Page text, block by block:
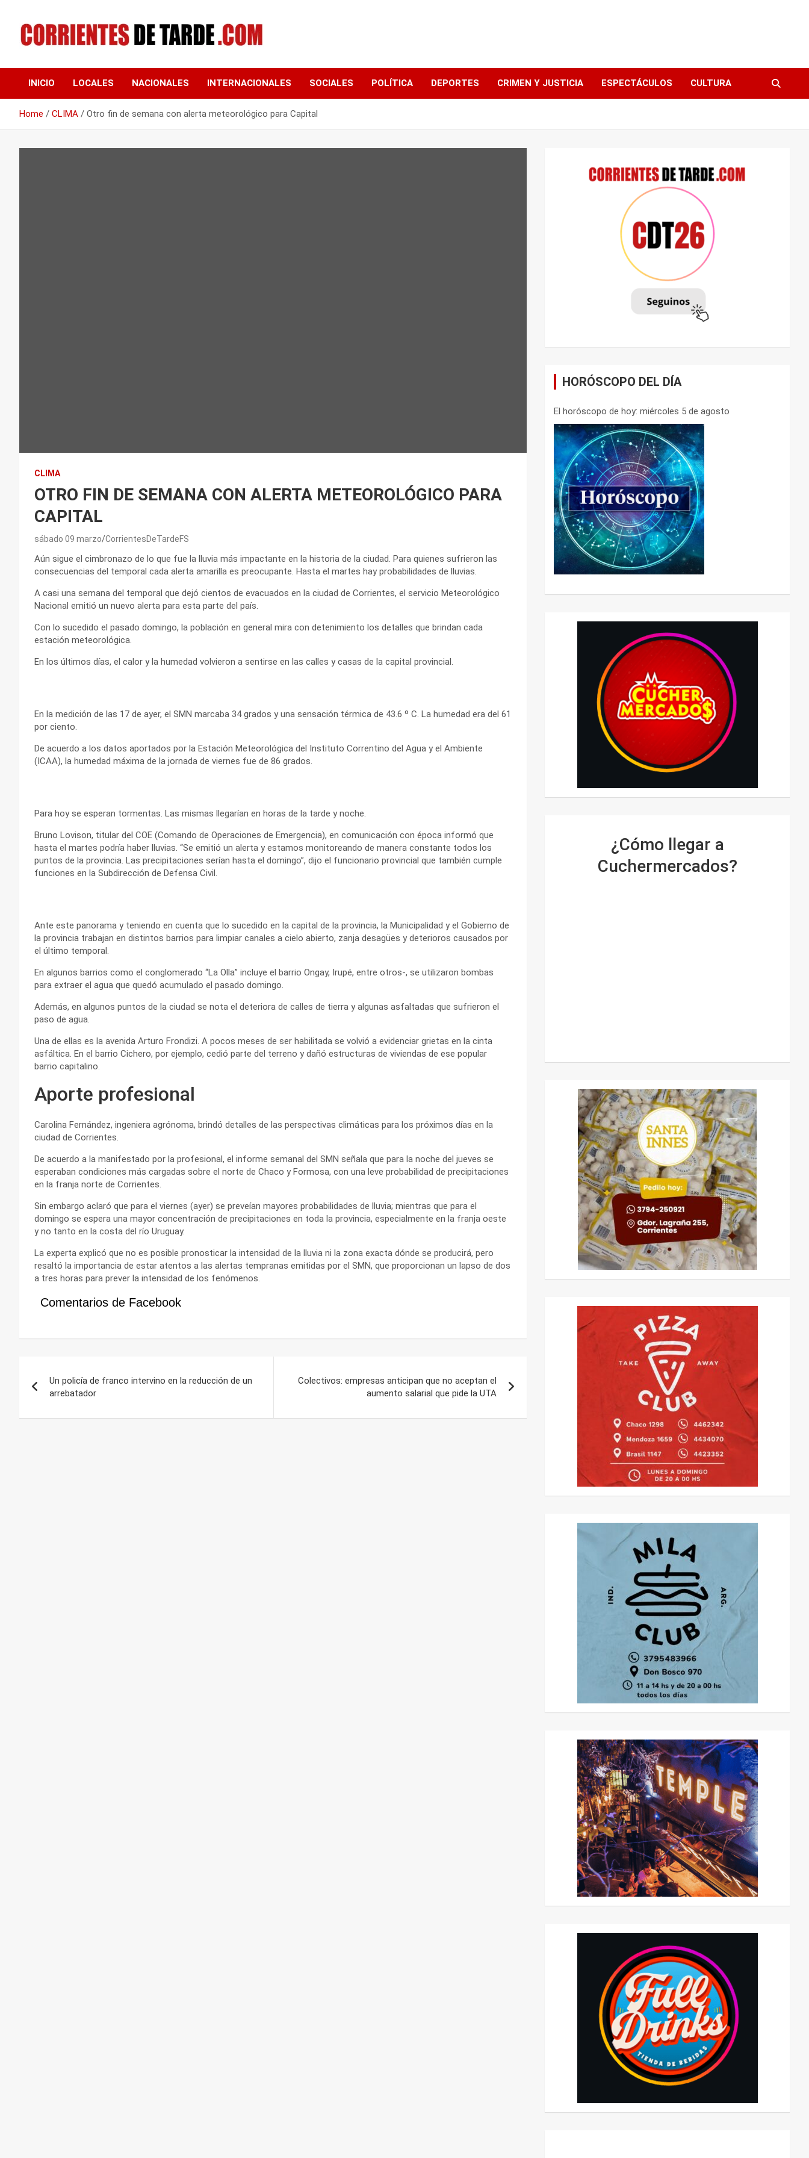
content
CORRIENTES DE
TARDE
INICIO LOCALES NACIONALES INTERNACIONALES SOCIALES POLÍTICA DEPORTES CRIMEN Y JUSTICIA ESPECTÁCULOS CULTURA
Home CLIMA Otro fin de semana con alerta meteorológico para Capital
CLIMA
OTRO FIN DE SEMANA CON ALERTA METEOROLÓGICO PARA
CAPITAL
sábado 09 marzo CorrientesDeTardeFS
Aún sigue el cimbronazo de lo que fue la lluvia más impactante en la historia de la ciudad. Para quienes sufrieron las
consecuencias del temporal cada alerta amarilla es preocupante. Hasta el martes hay probabilidades de lluvias.
A casi una semana del temporal que dejó cientos de evacuados en la ciudad de Corrientes, el servicio Meteorológico
Nacional emitió un nuevo alerta para esta parte del país.
Con lo sucedido el pasado domingo, la población en general mira con detenimiento los detalles que brindan cada
estación meteorológica.
En los últimos días, el calor y la humedad volvieron a sentirse en las calles y casas de la capital provincial.
En la medición de las 17 de ayer, el SMN marcaba 34 grados y una sensación térmica de 43.6 º C. La humedad era del 61
por ciento.
De acuerdo a los datos aportados por la Estación Meteorológica del Instituto Correntino del Agua y el Ambiente
(ICAA), la humedad máxima de la jornada de viernes fue de 86 grados.
Para hoy se esperan tormentas. Las mismas llegarían en horas de la tarde y noche.
Bruno Lovison, titular del COE (Comando de Operaciones de Emergencia), en comunicación con época informó que
hasta el martes podría haber lluvias. “Se emitió un alerta y estamos monitoreando de manera constante todos los
puntos de la provincia. Las precipitaciones serían hasta el domingo”, dijo el funcionario provincial que también cumple
funciones en la Subdirección de Defensa Civil.
Ante este panorama y teniendo en cuenta que lo sucedido en la capital de la provincia, la Municipalidad y el Gobierno de
la provincia trabajan en distintos barrios para limpiar canales a cielo abierto, zanja desagües y deterioros causados por
el último temporal.
En algunos barrios como el conglomerado “La Olla” incluye el barrio Ongay, Irupé, entre otros-, se utilizaron bombas
para extraer el agua que quedó acumulado el pasado domingo.
Además, en algunos puntos de la ciudad se nota el deteriora de calles de tierra y algunas asfaltadas que sufrieron el
paso de agua.
Una de ellas es la avenida Arturo Frondizi. A pocos meses de ser habilitada se volvió a evidenciar grietas en la cinta
asfáltica. En el barrio Cichero, por ejemplo, cedió parte del terreno y dañó estructuras de viviendas de ese popular
barrio capitalino.
Aporte profesional
Carolina Fernández, ingeniera agrónoma, brindó detalles de las perspectivas climáticas para los próximos días en la
ciudad de Corrientes.
De acuerdo a la manifestado por la profesional, el informe semanal del SMN señala que para la noche del jueves se
esperaban condiciones más cargadas sobre el norte de Chaco y Formosa, con una leve probabilidad de precipitaciones
en la franja norte de Corrientes.
Sin embargo aclaró que para el viernes (ayer) se preveían mayores probabilidades de lluvia; mientras que para el
domingo se espera una mayor concentración de precipitaciones en toda la provincia, especialmente en la franja oeste
y no tanto en la costa del río Uruguay.
La experta explicó que no es posible pronosticar la intensidad de la lluvia ni la zona exacta dónde se producirá, pero
resaltó la importancia de estar atentos a las alertas tempranas emitidas por el SMN, que proporcionan un lapso de dos
a tres horas para prever la intensidad de los fenómenos.
Comentarios de Facebook
de
entradas
Un policía de franco intervino en la reducción de un
arrebatador
Colectivos: empresas anticipan que no aceptan el
aumento salarial que pide la UTA
HORÓSCOPO DEL DÍA
El horóscopo de hoy: miércoles 5 de agosto
¿Cómo llegar a
Cuchermercados?